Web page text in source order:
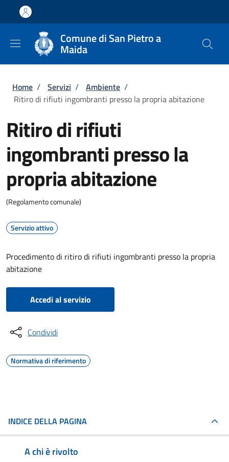
Salta al contenuto principale
Skip to footer content
Comune di San Pietro a
Maida
Briciole di pane
Home / Servizi / Ambiente /
Ritiro di rifiuti ingombranti presso la propria abitazione
Ritiro di rifiuti
ingombranti presso la
propria abitazione
(Regolamento comunale)
Servizio attivo
Procedimento di ritiro di rifiuti ingombranti presso la propria
abitazione
Accedi al servizio
Condividi
Normativa di riferimento
INDICE DELLA PAGINA
A chi è rivolto